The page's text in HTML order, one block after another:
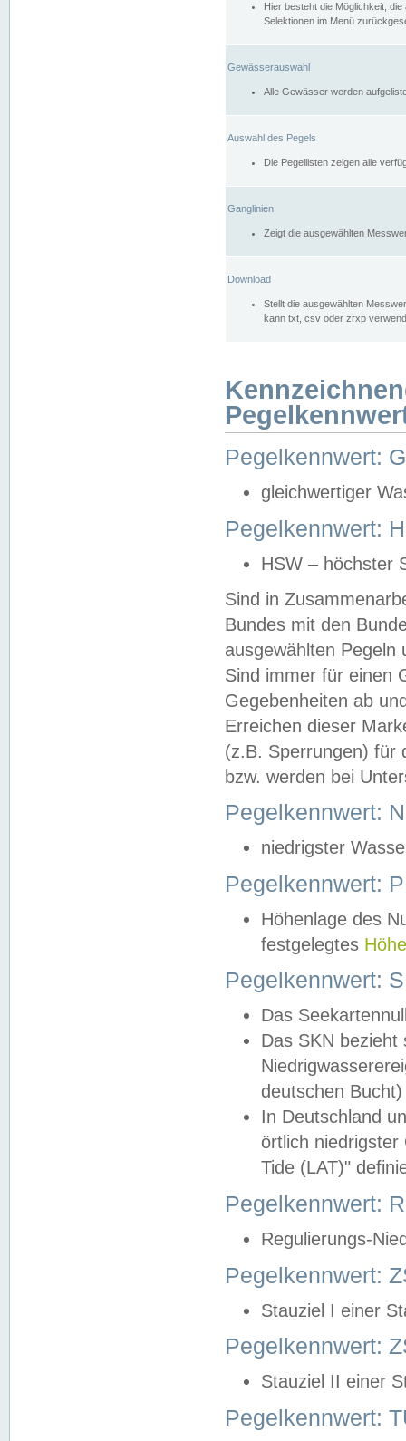
Hier besteht die Möglichkeit,
Selektionen im Menü
Gewässerauswahl
Alle Gewässer werden
Auswahl des Pegels
Die Pegellisten zeigen alle
Ganglinien
Zeigt die ausgewählten
Download
Stellt die ausgewählten
kann txt, csv oder zrxp
Pegelkennwert:
gleichwertiger
Pegelkennwert:
HSW – höchster
Sind in
Bundes mit den
ausgewählten
Sind immer für einen
Gegebenheiten ab
Erreichen dieser
(z.B. Sperrungen) für
bzw. werden bei
Pegelkennwert:
niedrigster
Pegelkennwert:
Höhenlage des
festgelegtes
Pegelkennwert:
Das
Das SKN
deutschen
In Deutschland
örtlich
Tide (LAT)"
Pegelkennwert:
Regulierungs-
Pegelkennwert:
Stauziel I einer
Pegelkennwert:
Stauziel II einer
Pegelkennwert: